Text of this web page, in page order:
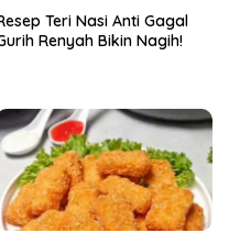
Teri Nasi Anti Gagal
Renyah Bikin Nagih!